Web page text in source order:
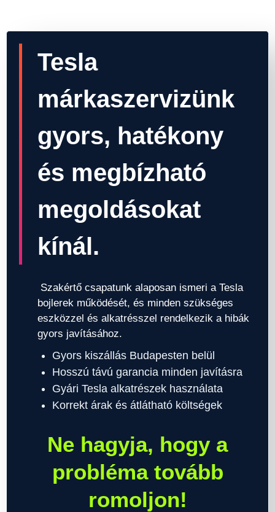
Tesla
márkaszervizünk
gyors, hatékony
és megbízható
megoldásokat
kínál.
Szakértő csapatunk alaposan ismeri a Tesla
bojlerek működését, és minden szükséges
eszközzel és alkatrésszel rendelkezik a hibák
gyors javításához.
Gyors kiszállás Budapesten belül
Hosszú távú garancia minden javításra
Gyári Tesla alkatrészek használata
Korrekt árak és átlátható költségek
Ne hagyja, hogy a
probléma tovább
romoljon!